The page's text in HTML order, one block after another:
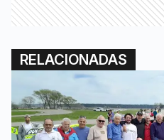
RELACIONADAS